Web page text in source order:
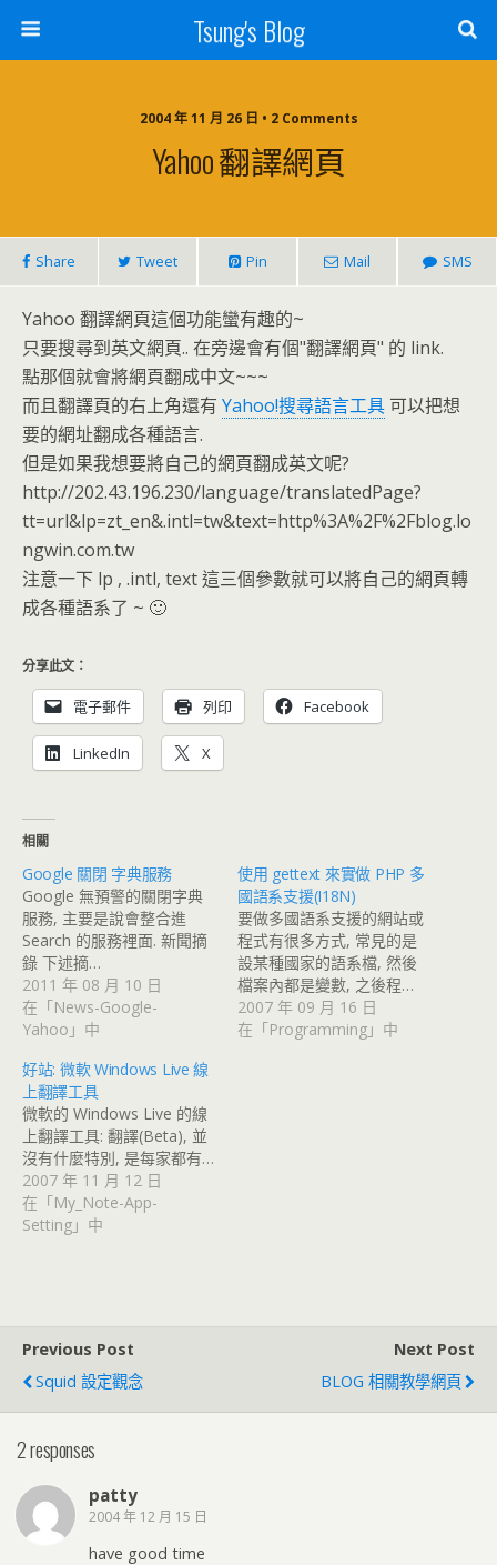
Tsung's Blog
2004 年 11 月 26 日 • 2 Comments
Yahoo 翻譯網頁
Share Tweet Pin Mail SMS
Yahoo 翻譯網頁這個功能蠻有趣的~
只要搜尋到英文網頁.. 在旁邊會有個"翻譯網頁" 的 link.
點那個就會將網頁翻成中文~~~
而且翻譯頁的右上角還有 Yahoo!搜尋語言工具 可以把想
要的網址翻成各種語言.
但是如果我想要將自己的網頁翻成英文呢?
http://202.43.196.230/language/translatedPage?
tt=url&lp=zt_en&.intl=tw&text=http%3A%2F%2Fblog.lo
ngwin.com.tw
注意一下 lp , .intl, text 這三個參數就可以將自己的網頁轉
成各種語系了 ~ 🙂
分享此文：
電子郵件 列印 Facebook
LinkedIn X
相關
Google 關閉 字典服務
Google 無預警的關閉字典
服務, 主要是說會整合進
Search 的服務裡面. 新聞摘
錄 下述摘…
2011 年 08 月 10 日
在「News-Google-
Yahoo」中
使用 gettext 來實做 PHP 多
國語系支援(I18N)
要做多國語系支援的網站或
程式有很多方式, 常見的是
設某種國家的語系檔, 然後
檔案內都是變數, 之後程…
2007 年 09 月 16 日
在「Programming」中
好站: 微軟 Windows Live 線
上翻譯工具
微軟的 Windows Live 的線
上翻譯工具: 翻譯(Beta), 並
沒有什麼特別, 是每家都有…
2007 年 11 月 12 日
在「My_Note-App-
Setting」中
Previous Post
Squid 設定觀念
Next Post
BLOG 相關教學網頁
2 responses
patty
2004 年 12 月 15 日
have good time